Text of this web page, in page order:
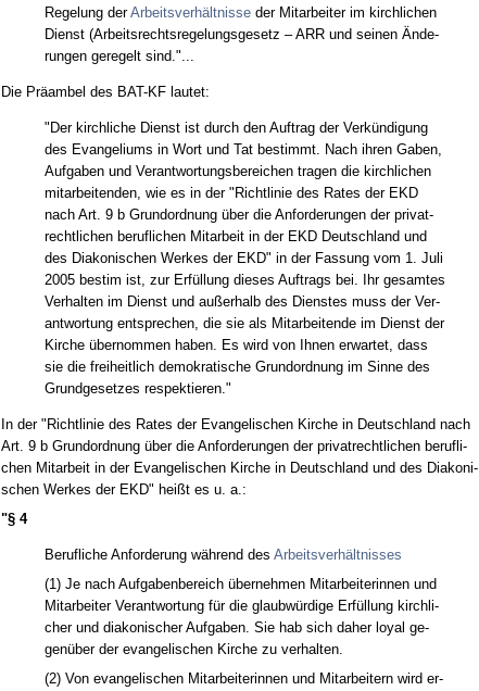
Re­ge­lung derAr­beits­verhält­nis­seder Mit­ar­bei­ter im kirch­li­chen
Dienst (Ar­beits­rechts­re­ge­lungs­ge­setz – ARR und sei­nen Ände­
run­gen ge­re­gelt sind."...
Die Präam­bel des BAT-KF lau­tet:
"Der kirch­li­che Dienst ist durch den Auf­trag der Verkündi­gung
des Evan­ge­li­ums in Wort und Tat be­stimmt. Nach ih­ren Ga­ben,
Auf­ga­ben und Ver­ant­wor­tungs­be­rei­chen tra­gen die kirch­li­chen
mit­ar­bei­ten­den, wie es in der "Richt­li­nie des Ra­tes der EKD
nach Art. 9 b Grund­ord­nung über die An­for­de­run­gen der pri­vat­
recht­li­chen be­ruf­li­chen Mit­ar­beit in der EKD Deutsch­land und
des Dia­ko­ni­schen Wer­kes der EKD" in der Fas­sung vom 1. Ju­li
2005 be­stim ist, zur Erfüllung die­ses Auf­trags bei. Ihr ge­sam­tes
Ver­hal­ten im Dienst und außer­halb des Diens­tes muss der Ver­
ant­wor­tung ent­spre­chen, die sie als Mit­ar­bei­ten­de im Dienst der
Kir­che über­nom­men ha­ben. Es wird von Ih­nen er­war­tet, dass
sie die frei­heit­lich de­mo­kra­ti­sche Grund­ord­nung im Sin­ne des
Grund­ge­set­zes re­spek­tie­ren."
In der "Richt­li­nie des Ra­tes der Evan­ge­li­schen Kir­che in Deutsch­land nach
Art. 9 b Grund­ord­nung über die An­for­de­run­gen der pri­vat­recht­li­chen be­ruf­li­
chen Mit­ar­beit in der Evan­ge­li­schen Kir­che in Deutsch­land und des Dia­ko­ni­
schen Wer­kes der EKD" heißt es u. a.:
"§ 4
Be­ruf­li­che An­for­de­rung während des Ar­beits­verhält­nis­ses
(1) Je nach Auf­ga­ben­be­reich über­neh­men Mit­ar­bei­te­rin­nen und
Mit­ar­bei­ter Ver­ant­wor­tung für die glaubwürdi­ge Erfüllung kirch­li­
cher und dia­ko­ni­scher Auf­ga­ben. Sie hab sich da­her loy­al ge­
genüber der evan­ge­li­schen Kir­che zu ver­hal­ten.
(2) Von evan­ge­li­schen Mit­ar­bei­te­rin­nen und Mit­ar­bei­tern wird er­